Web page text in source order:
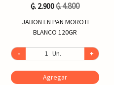
₲. 2.900₲. 4.800
JABON EN PAN MOROTI
BLANCO 120GR
- Un. +
Agregar